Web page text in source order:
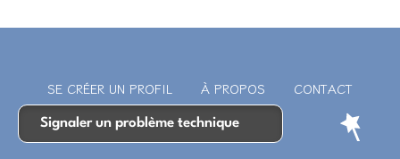
SE CRÉER UN PROFIL À PROPOS CONTACT
Signaler un problème technique